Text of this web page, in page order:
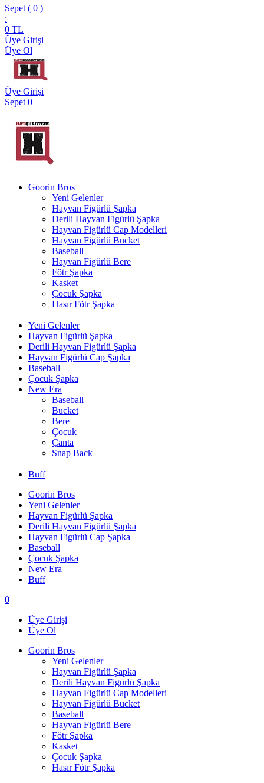
Sepet ( 0 )
:
0 TL
Üye Girişi
Üye Ol
Üye Girişi
Sepet 0
Goorin Bros
Yeni Gelenler
Hayvan Figürlü Şapka
Derili Hayvan Figürlü Şapka
Hayvan Figürlü Cap Modelleri
Hayvan Figürlü Bucket
Baseball
Hayvan Figürlü Bere
Fötr Şapka
Kasket
Çocuk Şapka
Hasır Fötr Şapka
Yeni Gelenler
Hayvan Figürlü Şapka
Derili Hayvan Figürlü Şapka
Hayvan Figürlü Cap Şapka
Baseball
Çocuk Şapka
New Era
Baseball
Bucket
Bere
Çocuk
Çanta
Snap Back
Buff
Goorin Bros
Yeni Gelenler
Hayvan Figürlü Şapka
Derili Hayvan Figürlü Şapka
Hayvan Figürlü Cap Şapka
Baseball
Çocuk Şapka
New Era
Buff
0
Üye Girişi
Üye Ol
Goorin Bros
Yeni Gelenler
Hayvan Figürlü Şapka
Derili Hayvan Figürlü Şapka
Hayvan Figürlü Cap Modelleri
Hayvan Figürlü Bucket
Baseball
Hayvan Figürlü Bere
Fötr Şapka
Kasket
Çocuk Şapka
Hasır Fötr Şapka